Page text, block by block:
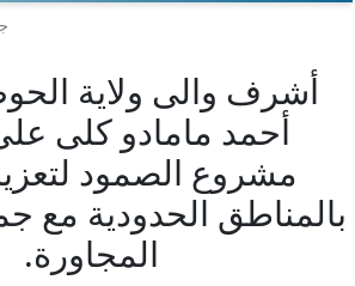
أشرف والى ولاية
أحمد مامادو كلى
مشروع الصمود
بالمناطق الحدودية مع
المجاورة.